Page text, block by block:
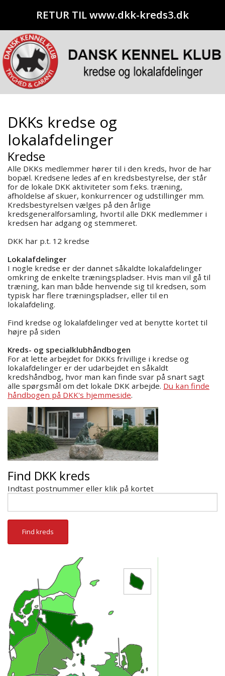
RETUR TIL www.dkk-kreds3.dk
DKKs kredse og
lokalafdelinger
Kredse
Alle DKKs medlemmer hører til i den kreds, hvor de har
bopæl. Kredsene ledes af en kredsbestyrelse, der står
for de lokale DKK aktiviteter som f.eks. træning,
afholdelse af skuer, konkurrencer og udstillinger mm.
Kredsbestyrelsen vælges på den årlige
kredsgeneralforsamling, hvortil alle DKK medlemmer i
kredsen har adgang og stemmeret.
DKK har p.t. 12 kredse
Lokalafdelinger
I nogle kredse er der dannet såkaldte lokalafdelinger
omkring de enkelte træningspladser. Hvis man vil gå til
træning, kan man både henvende sig til kredsen, som
typisk har flere træningspladser, eller til en
lokalafdeling.
Find kredse og lokalafdelinger ved at benytte kortet til
højre på siden
Kreds- og specialklubhåndbogen
For at lette arbejdet for DKKs frivillige i kredse og
lokalafdelinger er der udarbejdet en såkaldt
kredshåndbog, hvor man kan finde svar på snart sagt
alle spørgsmål om det lokale DKK arbejde. Du kan finde
håndbogen på DKK's hjemmeside.
Find DKK kreds
Indtast postnummer eller klik på kortet